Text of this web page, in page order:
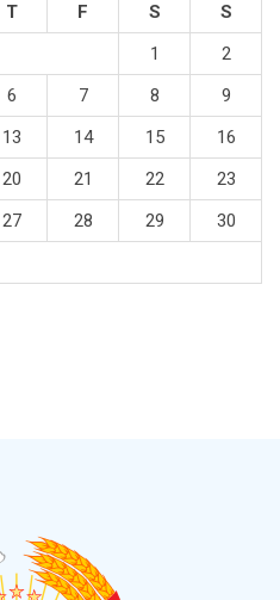
T F S
S
1
2
6 7 8
9
13 14 15
16
20 21 22
23
27 28 29
30